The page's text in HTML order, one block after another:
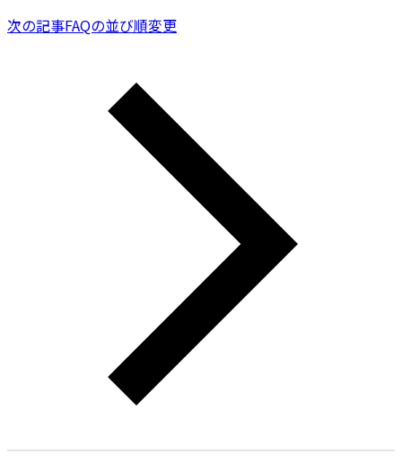
次の記事FAQの並び順変更